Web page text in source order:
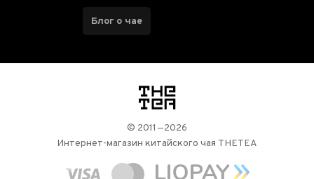
Блог о чае
логотип
© 2011—2026
Интернет-магазин китайского чая THETEA